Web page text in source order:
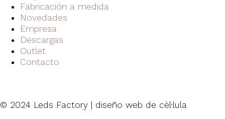
Fabricación a medida
Novedades
Empresa
Descargas
Outlet
Contacto
© 2024 Leds Factory | diseño web de cèl·lula